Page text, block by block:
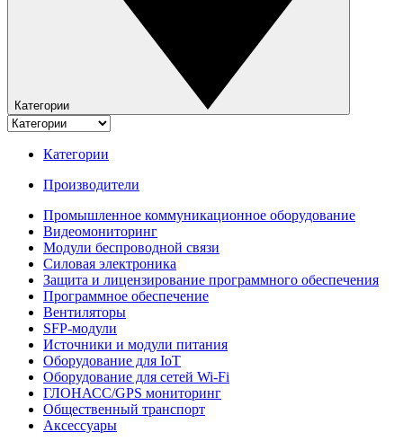
Категории
Категории
Производители
Промышленное коммуникационное оборудование
Видеомониторинг
Модули беспроводной связи
Силовая электроника
Защита и лицензирование программного обеспечения
Программное обеспечение
Вентиляторы
SFP-модули
Источники и модули питания
Оборудование для IoT
Оборудование для сетей Wi-Fi
ГЛОНАСС/GPS мониторинг
Общественный транспорт
Аксессуары